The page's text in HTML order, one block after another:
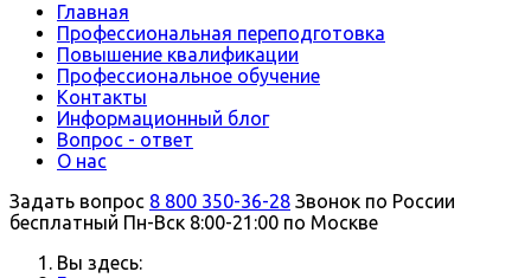
Главная
Профессиональная переподготовка
Повышение квалификации
Профессиональное обучение
Контакты
Информационный блог
Вопрос - ответ
О нас
Задать вопрос 8 800 350-36-28 Звонок по России
бесплатный Пн-Вск 8:00-21:00 по Москве
Вы здесь: